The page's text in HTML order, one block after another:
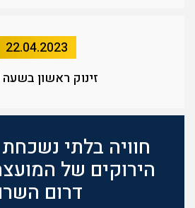
22.04.2023
זינוק ראשון בשעה 7:00
חוויה בלתי
הירוקים של
דרום